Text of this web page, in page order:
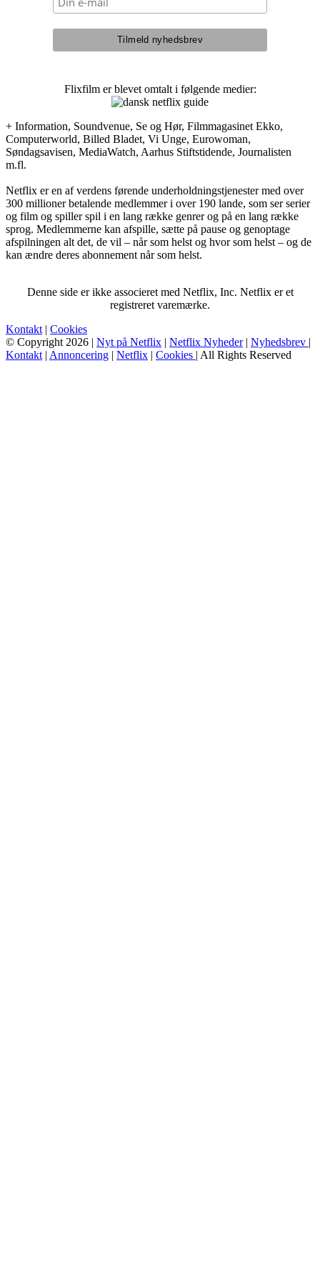
Flixfilm er blevet omtalt i følgende medier:
+ Information, Soundvenue, Se og Hør, Filmmagasinet Ekko,
Computerworld, Billed Bladet, Vi Unge, Eurowoman,
Søndagsavisen, MediaWatch, Aarhus Stiftstidende, Journalisten
m.fl.
Netflix er en af verdens førende underholdningstjenester med over
300 millioner betalende medlemmer i over 190 lande, som ser serier
og film og spiller spil i en lang række genrer og på en lang række
sprog. Medlemmerne kan afspille, sætte på pause og genoptage
afspilningen alt det, de vil – når som helst og hvor som helst – og de
kan ændre deres abonnement når som helst.
Denne side er ikke associeret med Netflix, Inc. Netflix er et
registreret varemærke.
Kontakt | Cookies
© Copyright 2026 | Nyt på Netflix | Netflix Nyheder| Nyhedsbrev |
Kontakt | Annoncering | Netflix | Cookies | All Rights Reserved